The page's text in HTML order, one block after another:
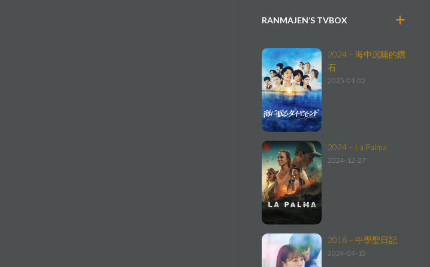
RANMAJEN’S TVBOX
2024 – 海中沉睡的鑽
石
2025-01-02
2024 – La Palma
2024-12-27
2018 – 中學聖日記
2024-04-10